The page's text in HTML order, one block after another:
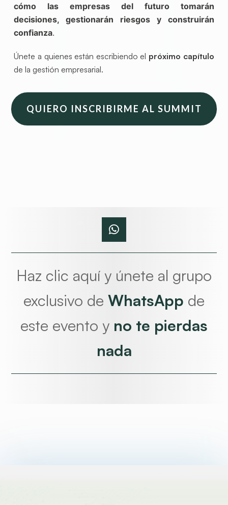
cómo las empresas del futuro tomarán
decisiones, gestionarán riesgos y construirán
confianza.
Únete a quienes están escribiendo el próximo capítulo
de la gestión empresarial.
QUIERO INSCRIBIRME AL SUMMIT
Haz clic aquí y únete al grupo
exclusivo de WhatsApp de
este evento y no te pierdas
nada